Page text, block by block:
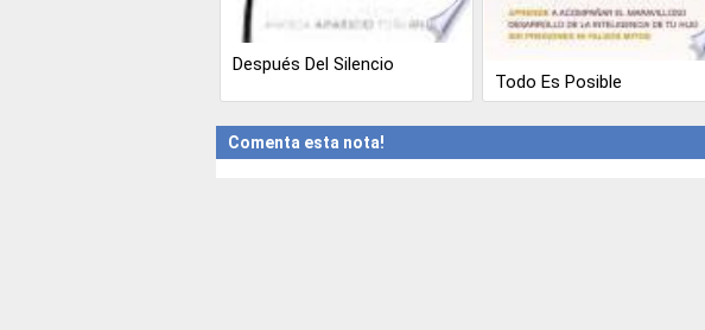
Después Del Silencio
Todo Es Posible
Comenta esta nota!